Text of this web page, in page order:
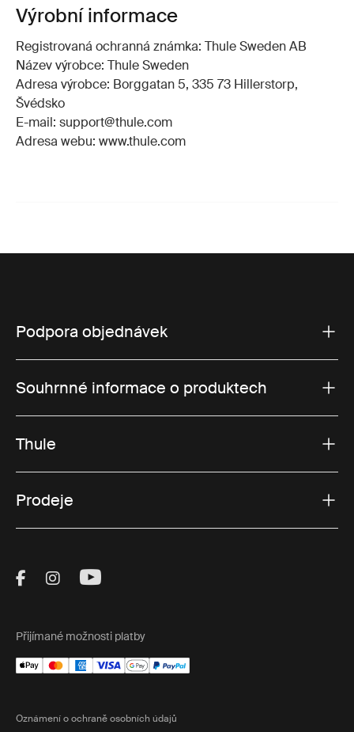
Výrobní informace
Registrovaná ochranná známka: Thule Sweden AB
Název výrobce: Thule Sweden
Adresa výrobce: Borggatan 5, 335 73 Hillerstorp,
Švédsko
E-mail: support@thule.com
Adresa webu: www.thule.com
Podpora objednávek
Souhrnné informace o produktech
Thule
Prodeje
Visit Thule on Facebook (external link)
Visit Thule on Instagram (external link)
Visit Thule on Youtube (external
Přijímané možnosti platby
Oznámení o ochraně osobních údajů